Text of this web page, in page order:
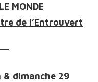
MONDE
de l’Entrouvert
& dimanche 29